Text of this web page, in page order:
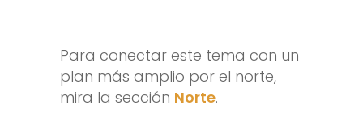
Para conectar este tema con un
plan más amplio por el norte,
mira la sección Norte.